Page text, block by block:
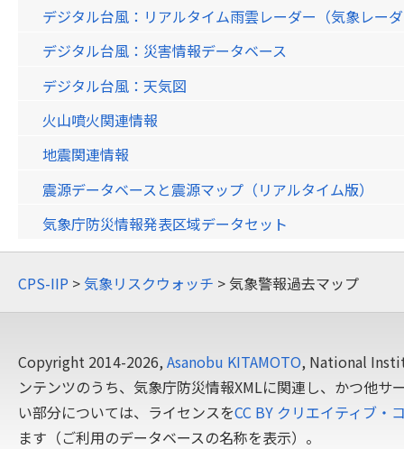
デジタル台風：リアルタイム雨雲レーダー（気象レー
デジタル台風：災害情報データベース
デジタル台風：天気図
火山噴火関連情報
地震関連情報
震源データベースと震源マップ（リアルタイム版）
気象庁防災情報発表区域データセット
CPS-IIP >気象リスクウォッチ > 気象警報過去マップ
Copyright 2014-2026, Asanobu KITAMOTO, National
ンテンツのうち、気象庁防災情報XMLに関連し、かつ他サ
い部分については、ライセンスをCC BY クリエイティブ・
ます（ご利用のデータベースの名称を表示）。